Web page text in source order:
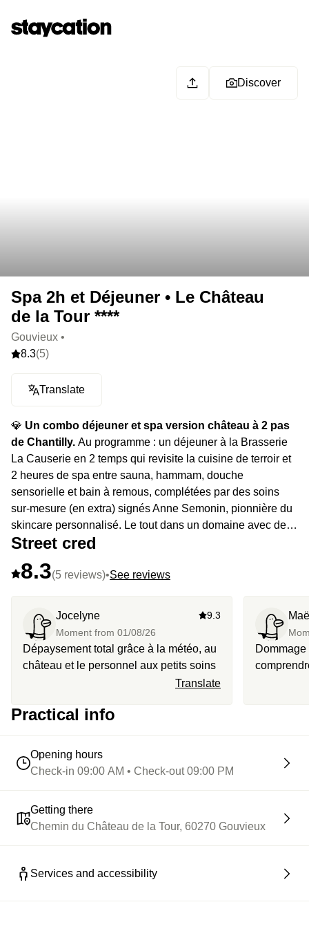
Discover
Spa 2h et Déjeuner • Le Château
de la Tour ****
Gouvieux •
8.3(5)
Translate
💎 Un combo déjeuner et spa version château à 2 pas
de Chantilly. Au programme : un déjeuner à la Brasserie
La Causerie en 2 temps qui revisite la cuisine de terroir et
2 heures de spa entre sauna, hammam, douche
sensorielle et bain à remous, complétées par des soins
sur-mesure (en extra) signés Anne Semonin, pionnière du
skincare personnalisé. Le tout dans un domaine avec des
arbres centenaires comme décor.
Street cred
8.3(5 reviews)•See reviews
Jocelyne
Moment from 01/08/26
9.3
Dépaysement total grâce à la météo, au
château et le personnel aux petits soins
Translate
Practical info
Opening hours
Check-in 09:00 AM • Check-out 09:00 PM
Getting there
Chemin du Château de la Tour, 60270 Gouvieux
Services and accessibility